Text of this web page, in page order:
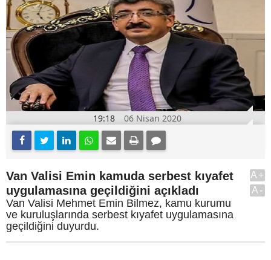
19:18 06 Nisan 2020
Van Valisi Emin kamuda serbest kıyafet
uygulamasına geçildiğini açıkladı
Van Valisi Mehmet Emin Bilmez, kamu kurumu
ve kuruluşlarında serbest kıyafet uygulamasına
geçildiğini duyurdu.
A+
A-